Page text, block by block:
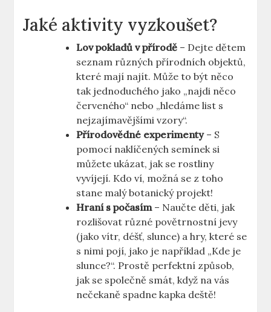
Jaké aktivity vyzkoušet?
Lov pokladů v přírodě – Dejte dětem
seznam různých přírodních objektů,
které mají najít. Může to být něco
tak jednoduchého jako „najdi něco
červeného“ nebo „hledáme list s
nejzajímavějšími vzory“.
Přírodovědné experimenty– S
pomocí naklíčených semínek si
můžete ukázat, jak se rostliny
vyvíjejí. Kdo ví, možná se z toho
stane malý botanický projekt!
Hraní s počasím– Naučte děti, jak
rozlišovat různé povětrnostní jevy
(jako vítr, déšť, slunce) a hry, které se
s nimi pojí, jako je například „Kde je
slunce?“. Prostě perfektní způsob,
jak se společně smát, když na vás
nečekaně spadne kapka deště!